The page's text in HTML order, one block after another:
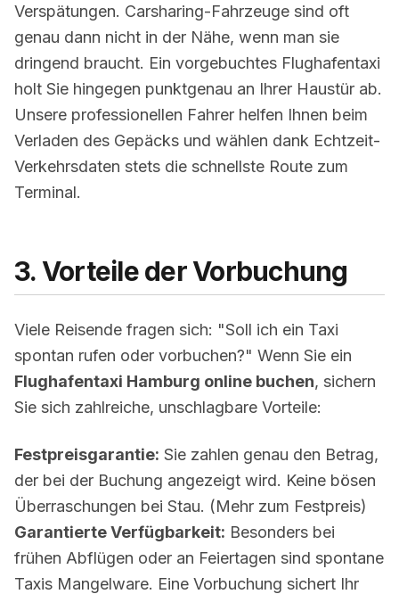
Verspätungen. Carsharing-Fahrzeuge sind oft
genau dann nicht in der Nähe, wenn man sie
dringend braucht. Ein vorgebuchtes Flughafentaxi
holt Sie hingegen punktgenau an Ihrer Haustür ab.
Unsere professionellen Fahrer helfen Ihnen beim
Verladen des Gepäcks und wählen dank Echtzeit-
Verkehrsdaten stets die schnellste Route zum
Terminal.
3. Vorteile der Vorbuchung
Viele Reisende fragen sich: "Soll ich ein Taxi
spontan rufen oder vorbuchen?" Wenn Sie ein
Flughafentaxi Hamburg online buchen, sichern
Sie sich zahlreiche, unschlagbare Vorteile:
Festpreisgarantie: Sie zahlen genau den Betrag,
der bei der Buchung angezeigt wird. Keine bösen
Überraschungen bei Stau. (Mehr zum Festpreis)
Garantierte Verfügbarkeit: Besonders bei
frühen Abflügen oder an Feiertagen sind spontane
Taxis Mangelware. Eine Vorbuchung sichert Ihr